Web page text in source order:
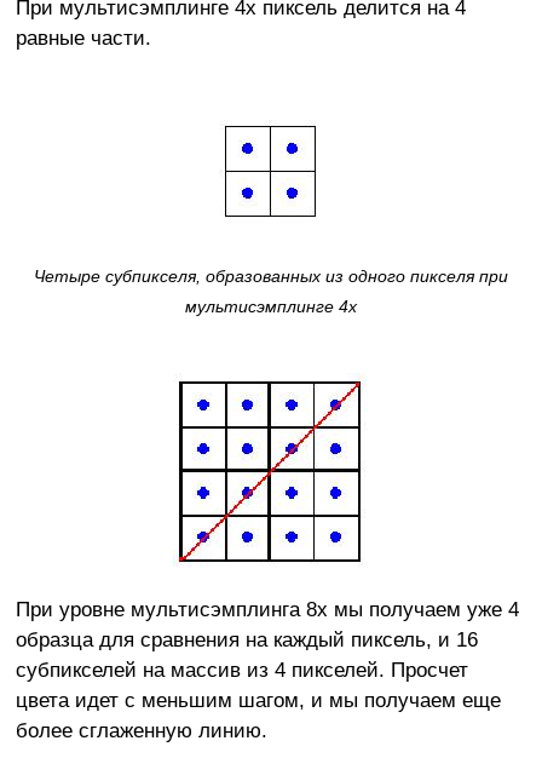
При мультисэмплинге 4х пиксель делится на 4
равные части.
Четыре субпикселя, образованных из одного пикселя при
мультисэмплинге 4х
При уровне мультисэмплинга 8х мы получаем уже 4
образца для сравнения на каждый пиксель, и 16
субпикселей на массив из 4 пикселей. Просчет
цвета идет с меньшим шагом, и мы получаем еще
более сглаженную линию.